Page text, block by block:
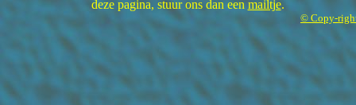
deze pagina, stuur ons dan eenmailtje.
© Copy-